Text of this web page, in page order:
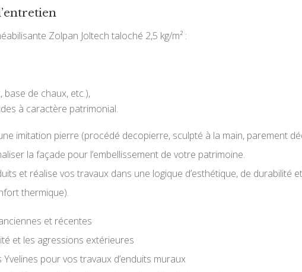
Zolpan Joltech taloché 2,5 kg/m² :
de chaux, etc.),
à caractère patrimonial.
imitation pierre (procédé decopierre, sculpté à la main, parement
la façade pour l’embellissement de votre patrimoine.
et réalise vos travaux dans une logique d’esthétique, de durabilité
thermique).
et récentes
et les agressions extérieures
pour vos travaux d’enduits muraux